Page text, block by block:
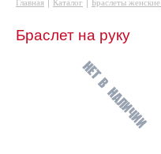
Главная Каталог Браслеты женские
Браслет на руку